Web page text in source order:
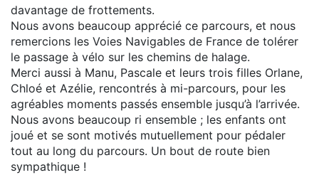
davantage de frottements.
Nous avons beaucoup apprécié ce parcours, et nous
remercions les Voies Navigables de France de tolérer
le passage à vélo sur les chemins de halage.
Merci aussi à Manu, Pascale et leurs trois filles Orlane,
Chloé et Azélie, rencontrés à mi-parcours, pour les
agréables moments passés ensemble jusqu’à l’arrivée.
Nous avons beaucoup ri ensemble ; les enfants ont
joué et se sont motivés mutuellement pour pédaler
tout au long du parcours. Un bout de route bien
sympathique !